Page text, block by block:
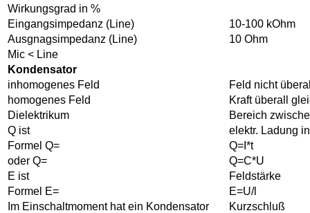
Wirkungsgrad in %
Eingangsimpedanz (Line)
10-100 kOhm
Ausgnagsimpedanz (Line)
10 Ohm
Mic < Line
Kondensator
inhomogenes Feld
Feld nicht
homogenes Feld
Kraft überall
Dielektrikum
Bereich
Q ist
elektr. Ladung
Formel Q=
Q=I*t
oder Q=
Q=C*U
E ist
Feldstärke
Formel E=
E=U/l
Im Einschaltmoment hat ein Kondensator
Kurzschluß